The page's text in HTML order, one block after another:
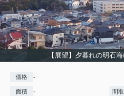
【展望】夕暮れの明石
価格 -
面積 - 間